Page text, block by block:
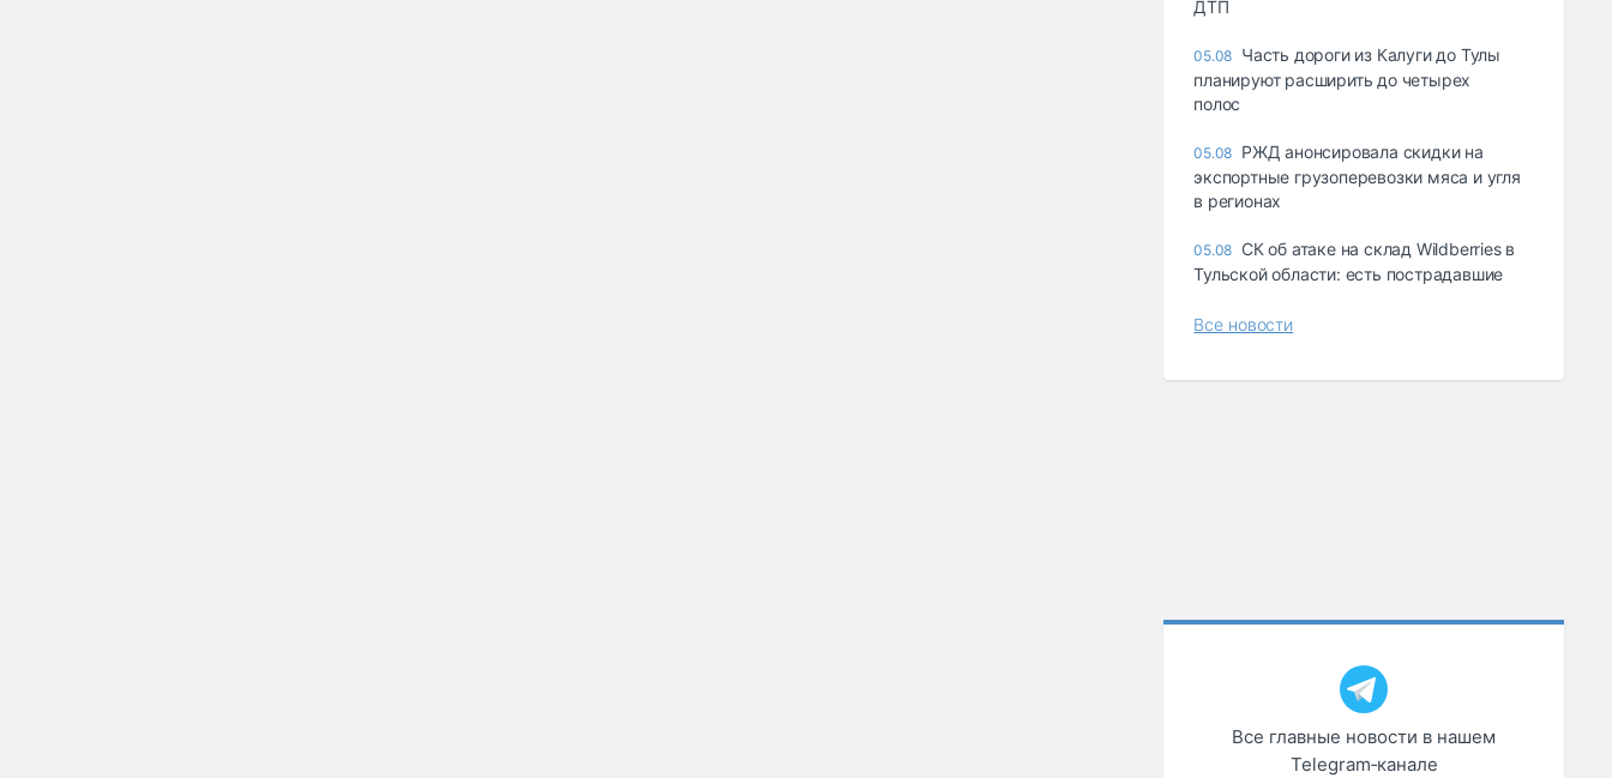
ДТП
05.08 Часть дороги из Калуги до Тулы
планируют расширить до четырех
полос
05.08 РЖД анонсировала скидки на
экспортные грузоперевозки мяса и угля
в регионах
05.08 СК об атаке на склад Wildberries в
Тульской области: есть пострадавшие
Все новости
Все главные новости в нашем
Telegram‑канале